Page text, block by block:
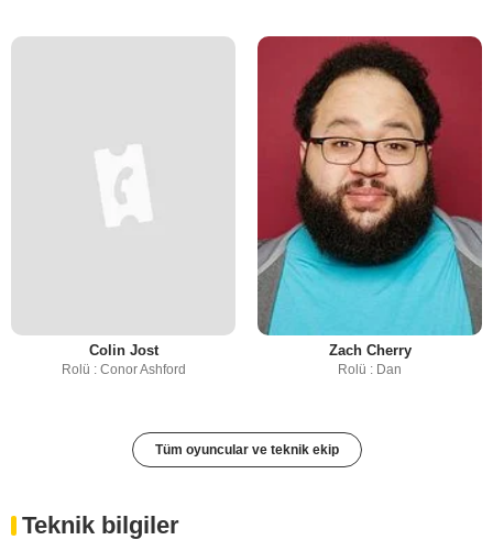
Colin Jost
Rolü : Conor Ashford
Zach Cherry
Rolü : Dan
Tüm oyuncular ve teknik ekip
Teknik bilgiler